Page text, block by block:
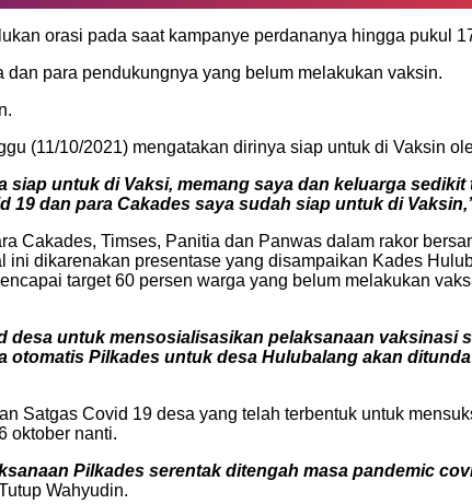
orasi pada saat kampanye perdananya hingga pukul
para pendukungnya yang belum melakukan vaksin.
(11/10/2021) mengatakan dirinya siap untuk di Vaksin
untuk di Vaksi, memang saya dan keluarga sedikit
dan para Cakades saya sudah siap untuk di
Cakades, Timses, Panitia dan Panwas dalam rakor
dikarenakan presentase yang disampaikan Kades
target 60 persen warga yang belum melakukan
desa untuk mensosialisasikan pelaksanaan vaksinasi
Pilkades untuk desa Hulubalang akan
Satgas Covid 19 desa yang telah terbentuk untuk
oktober nanti.
Pilkades serentak ditengah masa pandemic
Wahyudin.